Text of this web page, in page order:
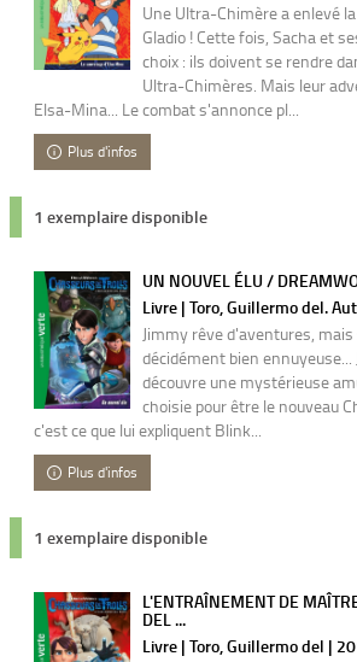
Une Ultra-Chimère a enlevé
Gladio ! Cette fois, Sacha et
choix : ils doivent se rendre
Ultra-Chimères. Mais leur
Elsa-Mina... Le combat s'annonce pl...
Plus d'infos
1 exemplaire disponible
UN NOUVEL ÉLU /
Livre | Toro, Guillermo del.
Jimmy rêve d'aventures,
décidément bien ennuyeuse...
découvre une mystérieuse
choisie pour être le nouveau
c'est ce que lui expliquent Blink...
Plus d'infos
1 exemplaire disponible
L'ENTRAÎNEMENT DE
DEL ...
Livre | Toro, Guillermo del |